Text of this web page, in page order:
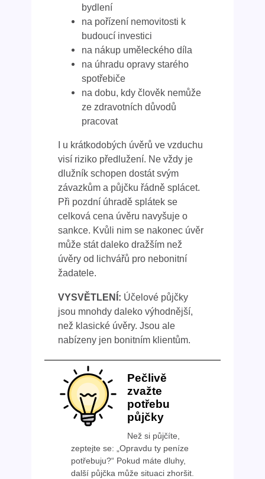
bydlení
na pořízení nemovitosti k
budoucí investici
na nákup uměleckého díla
na úhradu opravy starého
spotřebiče
na dobu, kdy člověk nemůže
ze zdravotních důvodů
pracovat
I u krátkodobých úvěrů ve vzduchu
visí riziko předlužení. Ne vždy je
dlužník schopen dostát svým
závazkům a půjčku řádně splácet.
Při pozdní úhradě splátek se
celková cena úvěru navyšuje o
sankce. Kvůli nim se nakonec úvěr
může stát daleko dražším než
úvěry od lichvářů pro nebonitní
žadatele.
VYSVĚTLENÍ: Účelové půjčky
jsou mnohdy daleko výhodnější,
než klasické úvěry. Jsou ale
nabízeny jen bonitním klientům.
Pečlivě
zvažte
potřebu
půjčky
Než si půjčíte,
zeptejte se: „Opravdu ty peníze
potřebuju?“ Pokud máte dluhy,
další půjčka může situaci zhoršit.